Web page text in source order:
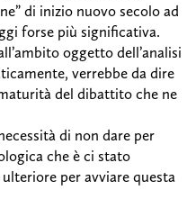
di inizio nuovo secolo ad
forse più significativa.
oggetto dell’analisi
verrebbe da dire
del dibattito che ne
di non dare per
che è ci stato
per avviare questa